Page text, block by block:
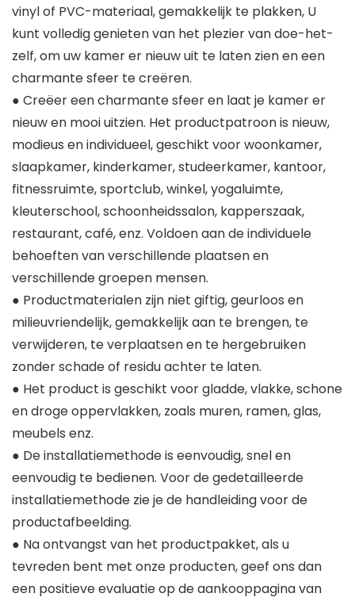
vinyl of PVC-materiaal, gemakkelijk te plakken, U
kunt volledig genieten van het plezier van doe-het-
zelf, om uw kamer er nieuw uit te laten zien en een
charmante sfeer te creëren.
● Creëer een charmante sfeer en laat je kamer er
nieuw en mooi uitzien. Het productpatroon is nieuw,
modieus en individueel, geschikt voor woonkamer,
slaapkamer, kinderkamer, studeerkamer, kantoor,
fitnessruimte, sportclub, winkel, yogaluimte,
kleuterschool, schoonheidssalon, kapperszaak,
restaurant, café, enz. Voldoen aan de individuele
behoeften van verschillende plaatsen en
verschillende groepen mensen.
● Productmaterialen zijn niet giftig, geurloos en
milieuvriendelijk, gemakkelijk aan te brengen, te
verwijderen, te verplaatsen en te hergebruiken
zonder schade of residu achter te laten.
● Het product is geschikt voor gladde, vlakke, schone
en droge oppervlakken, zoals muren, ramen, glas,
meubels enz.
● De installatiemethode is eenvoudig, snel en
eenvoudig te bedienen. Voor de gedetailleerde
installatiemethode zie je de handleiding voor de
productafbeelding.
● Na ontvangst van het productpakket, als u
tevreden bent met onze producten, geef ons dan
een positieve evaluatie op de aankooppagina van